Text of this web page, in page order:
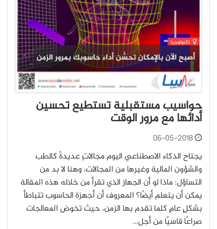
حواسيب مستقبلية تستطيع تحسين
أدائها مع مرور الوقت
06-05-2018
يجتاح الذكاء الاصطناعي اليوم مجالاتٍ عديدةً كالطب
والشؤون المالية وغيرها من المجالات، وهنا لا بد من
التساؤل: ماذا لو أن الجهاز الذي تقرأ من خلاله هذه المقالة
يمكن أن يتعلم أيضًا؟ المعروف أن أجهزة الحاسوب تتباطأ
بشكلٍ عامٍ كلما تقدم بها الزمن، حيث تخوض المعالجات
صراعًا قاسيًا من أجل…